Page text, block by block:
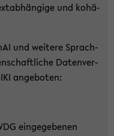
und ko­hä­
und wei­te­re Sprach­
Da­ten­ver­
an­ge­bo­ten:
ein­ge­ge­be­nen